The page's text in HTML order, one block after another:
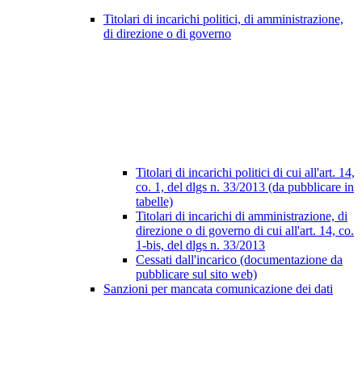
Titolari di incarichi politici, di amministrazione,
di direzione o di governo
Titolari di incarichi politici di cui all'art. 14,
co. 1, del dlgs n. 33/2013 (da pubblicare in
tabelle)
Titolari di incarichi di amministrazione, di
direzione o di governo di cui all'art. 14, co.
1-bis, del dlgs n. 33/2013
Cessati dall'incarico (documentazione da
pubblicare sul sito web)
Sanzioni per mancata comunicazione dei dati